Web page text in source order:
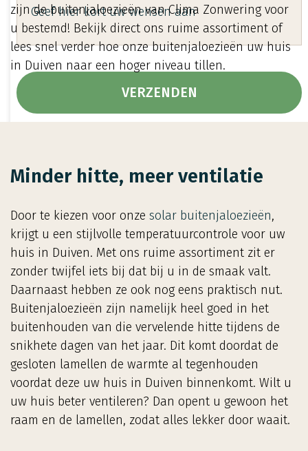
zijn de buitenjaloezieën van Clima Zonwering voor
u bestemd! Bekijk direct ons ruime assortiment of
lees snel verder hoe onze buitenjaloezieën uw huis
in Duiven naar een hoger niveau tillen.
Minder hitte, meer ventilatie
Door te kiezen voor onze solar buitenjaloezieën,
krijgt u een stijlvolle temperatuurcontrole voor uw
huis in Duiven. Met ons ruime assortiment zit er
zonder twijfel iets bij dat bij u in de smaak valt.
Daarnaast hebben ze ook nog eens praktisch nut.
Buitenjaloezieën zijn namelijk heel goed in het
buitenhouden van die vervelende hitte tijdens de
snikhete dagen van het jaar. Dit komt doordat de
gesloten lamellen de warmte al tegenhouden
voordat deze uw huis in Duiven binnenkomt. Wilt u
uw huis beter ventileren? Dan opent u gewoon het
raam en de lamellen, zodat alles lekker door waait.